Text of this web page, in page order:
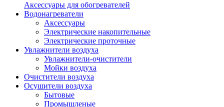
Аксессуары для обогревателей
Водонагреватели
Аксессуары
Электрические накопительные
Электрические проточные
Увлажнители воздуха
Увлажнители-очистители
Мойки воздуха
Очистители воздуха
Осушители воздуха
Бытовые
Промышленые